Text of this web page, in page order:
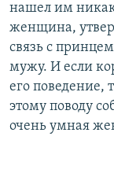
нашел им
женщина,
связь с
мужу. И если
его поведение,
этому поводу
очень умная